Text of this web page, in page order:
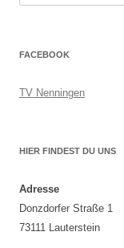
FACEBOOK
TV Nenningen
HIER FINDEST DU UNS
Adresse
Donzdorfer Straße 1
73111 Lauterstein